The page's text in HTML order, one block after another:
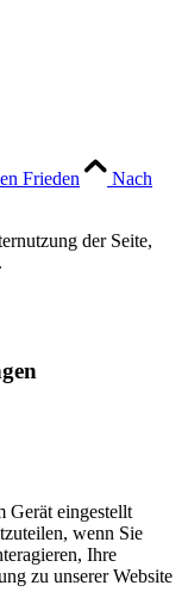
Frieden
Nach
der Seite,
Gerät eingestellt
wenn Sie
Ihre
zu unserer Website